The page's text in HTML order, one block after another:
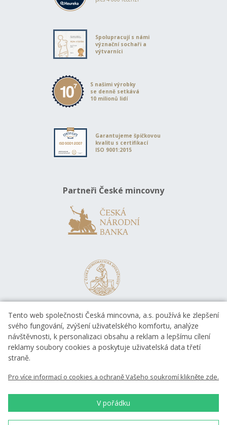
Spolupracují s námi
význační sochaři a
výtvarníci
S našimi výrobky
se denně setkává
10 milionů lidí
Garantujeme špičkovou
kvalitu s certifikací
ISO 9001:2015
Partneři České mincovny
EVROPSKÁ UNIE
Evropský fond pro regionální rozvoj
Evropský fond pro regionální rozvoj
Investice do vaší budoucnosti
Tento web společnosti Česká mincovna, a.s. používá ke zlepšení
svého fungování, zvýšení uživatelského komfortu, analýze
návštěvnosti, k personalizaci obsahu a reklam a lepšímu cílení
reklamy soubory cookies a poskytuje uživatelská data třetí
straně.
Pro více informací o cookies a ochraně Vašeho soukromí klikněte zde.
V pořádku